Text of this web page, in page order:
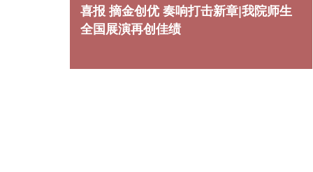
喜报 摘金创优 奏响打击新章|我院师生
全国展演再创佳绩